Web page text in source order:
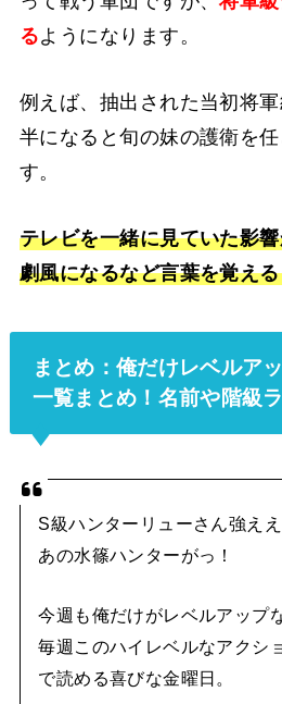
るようになります。
例えば、抽出された当初将
半になると旬の妹の護衛を
す。
テレビを一緒に見ていた影
劇風になるなど言葉を覚え
まとめ：俺だけレベルア
一覧まとめ！名前や階級
S級ハンターリューさん強ええ
あの水篠ハンターがっ！
今週も俺だけがレベルアップ
毎週このハイレベルなアクシ
で読める喜びな金曜日。